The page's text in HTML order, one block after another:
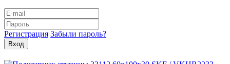
Регистрация Забыли пароль?